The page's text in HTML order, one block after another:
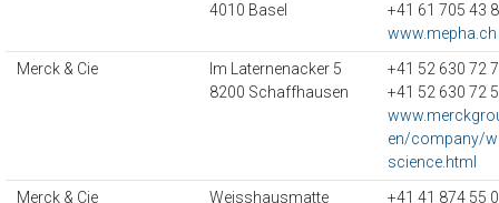
4010 Basel
+41 61 705 43
www.mepha.ch
Merck & Cie
Im Laternenacker 5
8200 Schaffhausen
+41 52 630 72
+41 52 630 72
en/company/
science.html
Merck & Cie
Weisshausmatte
+41 41 874 55